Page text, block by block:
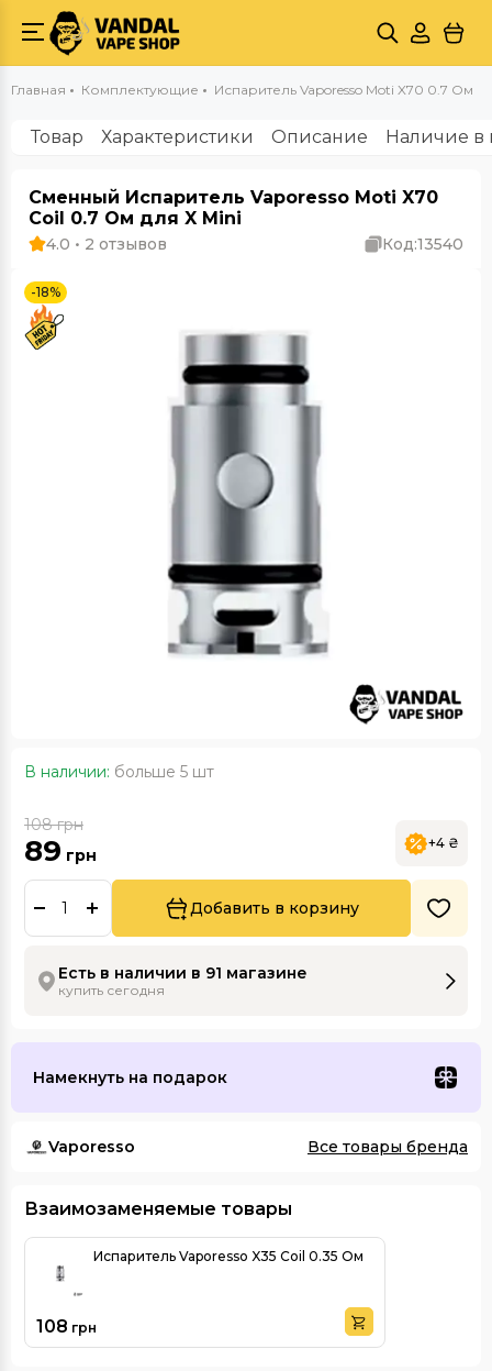
Главная Комплектующие Испаритель Vaporesso Moti X70 0.7 Ом
Товар Характеристики Описание Наличие в
Сменный Испаритель Vaporesso Moti X70
Coil 0.7 Ом для X Mini
4.0 • 2 отзывов Код:13540
-18%
В наличии: больше 5 шт
108грн
89 грн
+4 ₴
Добавить в корзину
Есть в наличии в 91 магазине
купить сегодня
Намекнуть на подарок
Vaporesso Все товары бренда
Взаимозаменяемые товары
Испаритель Vaporesso X35 Coil 0.35 Ом
108 грн